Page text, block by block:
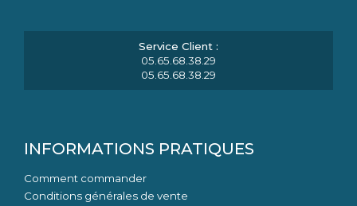
05.65.68.38.29
05.65.68.38.29
INFORMATIONS PRATIQUES
Comment commander
Conditions générales de vente